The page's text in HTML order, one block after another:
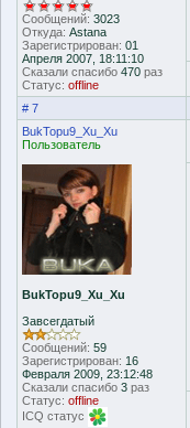
Сообщений: 3023
Откуда: Astana
Зарегистрирован: 01
Апреля 2007, 18:11:10
Сказали спасибо 470 раз
Статус: offline
# 7
BukTopu9_Xu_Xu
Пользователь
BukTopu9_Xu_Xu
Завсегдатый
Сообщений: 59
Зарегистрирован: 16
Февраля 2009, 23:12:48
Сказали спасибо 3 раз
Статус: offline
ICQ статус